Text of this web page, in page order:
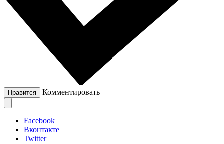
Нравится Комментировать
Facebook
Вконтакте
Twitter